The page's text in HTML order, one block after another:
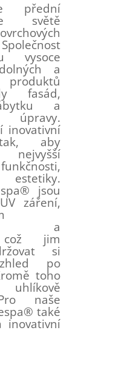
přední
světě
vysoce
a
produktů
fasád,
a
​​úpravy.
inovativní
aby
nejvyšší
jsou
záření,
a
což jim
si
po
toho
naše
také
inovativní